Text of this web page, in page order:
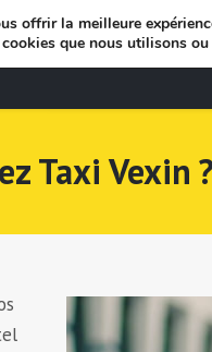
Taxi Vexin ?
offrir la meilleure
que nous utilisons